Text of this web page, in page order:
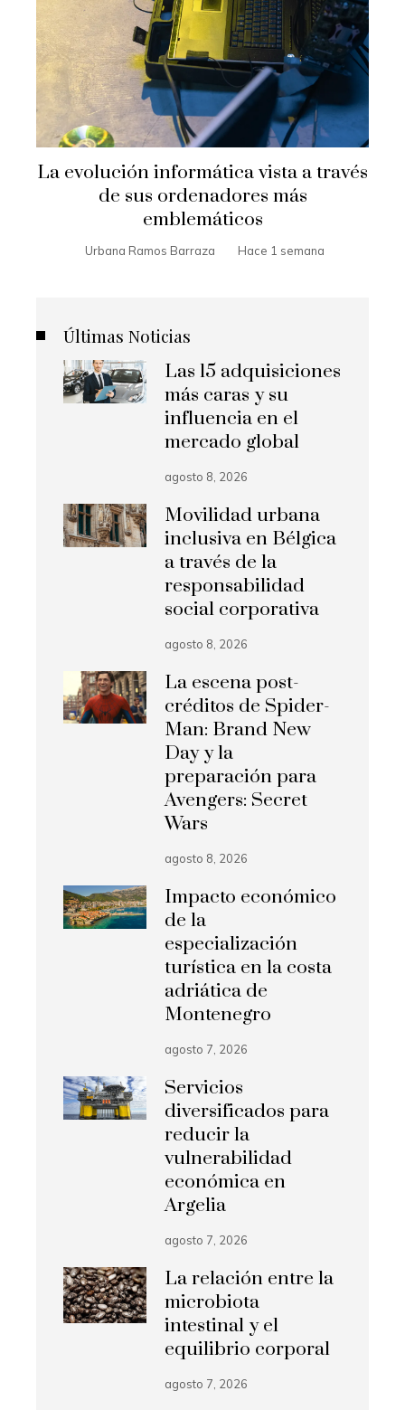
La evolución informática vista a través
de sus ordenadores más
emblemáticos
Urbana Ramos Barraza Hace 1 semana
Últimas Noticias
Las 15 adquisiciones
más caras y su
influencia en el
mercado global
agosto 8, 2026
Movilidad urbana
inclusiva en Bélgica
a través de la
responsabilidad
social corporativa
agosto 8, 2026
La escena post-
créditos de Spider-
Man: Brand New
Day y la
preparación para
Avengers: Secret
Wars
agosto 8, 2026
Impacto económico
de la
especialización
turística en la costa
adriática de
Montenegro
agosto 7, 2026
Servicios
diversificados para
reducir la
vulnerabilidad
económica en
Argelia
agosto 7, 2026
La relación entre la
microbiota
intestinal y el
equilibrio corporal
agosto 7, 2026